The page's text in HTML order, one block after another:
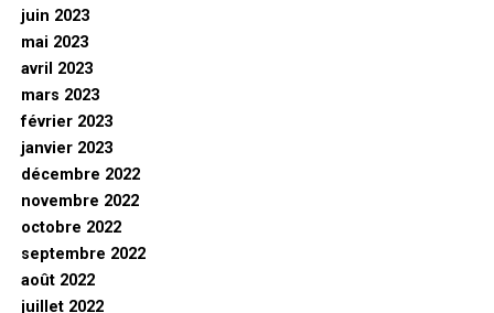
juin 2023
mai 2023
avril 2023
mars 2023
février 2023
janvier 2023
décembre 2022
novembre 2022
octobre 2022
septembre 2022
août 2022
juillet 2022